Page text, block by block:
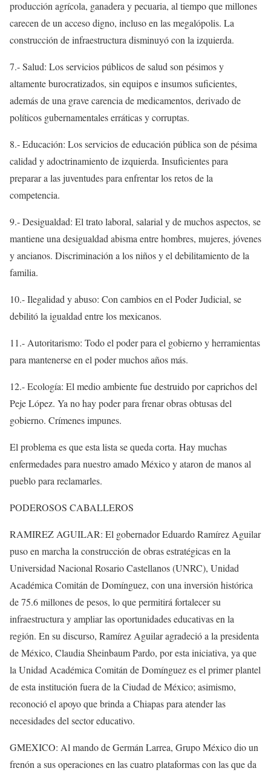
producción agrícola, ganadera y pecuaria, al tiempo que millones
carecen de un acceso digno, incluso en las megalópolis. La
construcción de infraestructura disminuyó con la izquierda.
7.- Salud: Los servicios públicos de salud son pésimos y
altamente burocratizados, sin equipos e insumos suficientes,
además de una grave carencia de medicamentos, derivado de
políticos gubernamentales erráticas y corruptas.
8.- Educación: Los servicios de educación pública son de pésima
calidad y adoctrinamiento de izquierda. Insuficientes para
preparar a las juventudes para enfrentar los retos de la
competencia.
9.- Desigualdad: El trato laboral, salarial y de muchos aspectos, se
mantiene una desigualdad abisma entre hombres, mujeres, jóvenes
y ancianos. Discriminación a los niños y el debilitamiento de la
familia.
10.- Ilegalidad y abuso: Con cambios en el Poder Judicial, se
debilitó la igualdad entre los mexicanos.
11.- Autoritarismo: Todo el poder para el gobierno y herramientas
para mantenerse en el poder muchos años más.
12.- Ecología: El medio ambiente fue destruido por caprichos del
Peje López. Ya no hay poder para frenar obras obtusas del
gobierno. Crímenes impunes.
El problema es que esta lista se queda corta. Hay muchas
enfermedades para nuestro amado México y ataron de manos al
pueblo para reclamarles.
PODEROSOS CABALLEROS
RAMIREZ AGUILAR: El gobernador Eduardo Ramírez Aguilar
puso en marcha la construcción de obras estratégicas en la
Universidad Nacional Rosario Castellanos (UNRC), Unidad
Académica Comitán de Domínguez, con una inversión histórica
de 75.6 millones de pesos, lo que permitirá fortalecer su
infraestructura y ampliar las oportunidades educativas en la
región. En su discurso, Ramírez Aguilar agradeció a la presidenta
de México, Claudia Sheinbaum Pardo, por esta iniciativa, ya que
la Unidad Académica Comitán de Domínguez es el primer plantel
de esta institución fuera de la Ciudad de México; asimismo,
reconoció el apoyo que brinda a Chiapas para atender las
necesidades del sector educativo.
GMEXICO: Al mando de Germán Larrea, Grupo México dio un
frenón a sus operaciones en las cuatro plataformas con las que da